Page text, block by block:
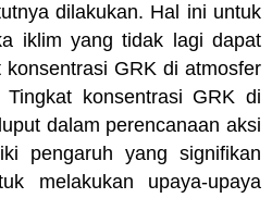
dilakukan. Hal ini untuk
iklim yang tidak lagi dapat
GRK di atmosfer
konsentrasi GRK di
dalam perencanaan aksi
pengaruh yang signifikan
melakukan upaya-upaya